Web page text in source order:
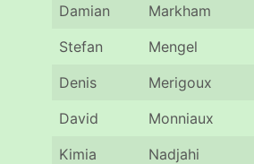
Damian
Markham
Stefan
Mengel
Denis
Merigoux
David
Monniaux
Kimia
Nadjahi